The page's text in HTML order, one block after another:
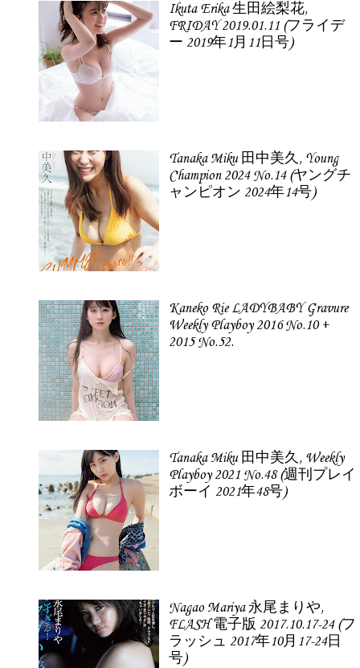
Ikuta Erika 生田絵梨花,
FRIDAY 2019.01.11 (フライデ
ー 2019年1月11日号)
Tanaka Miku 田中美久, Young
Champion 2024 No.14 (ヤングチ
ャンピオン 2024年14号)
Kaneko Rie LADYBABY Gravure
Weekly Playboy 2016 No.10 +
2015 No.52.
Tanaka Miku 田中美久, Weekly
Playboy 2021 No.48 (週刊プレイ
ボーイ 2021年48号)
Nagao Mariya 永尾まりや,
FLASH 電子版 2017.10.17-24 (フ
ラッシュ 2017年10月17-24日
号)